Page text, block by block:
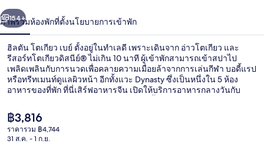
า
ถัดไป
154+
ภาพรวมห้องพักที่ตั้งนโยบายการเข้าพัก
ฮิลตัน โตเกียว เบย์ ตั้งอยู่ในทำเลดี เพราะเดินจาก อ่าวโตเกียว และ
รีสอร์ทโตเกียวดิสนีย์® ไม่เกิน 10 นาที ผู้เข้าพักสามารถเข้าสปาไป
เพลิดเพลินกับการนวดเพื่อคลายความเมื่อยล้าจากการเล่นกีฬา บอดี้แรป
หรือทรีทเมนท์ดูแลผิวหน้า อีกทั้งแวะ Dynasty ซึ่งเป็นหนึ่งใน 5 ห้อง
อาหารของที่พัก ที่นี่เสิร์ฟอาหารจีน เปิดให้บริการอาหารกลางวันกับ
เฮลท์คลับ นักเดินทางต่างมอบคำชมเชยเกี่ยวกับพนักงานและทำเล ที่พัก
นี้อยู่ใกล้ขนส่งสาธารณะ: เดิน 4 นาทีถึง สถานีเบย์ไซด์ และ 15 นาทีถึง
สถานี Tokyo Disneyland
ราคา
ปัจจุบัน
฿3,816
฿3,816
ราคารวม ฿4,744
31 ส.ค. - 1 ก.ย.